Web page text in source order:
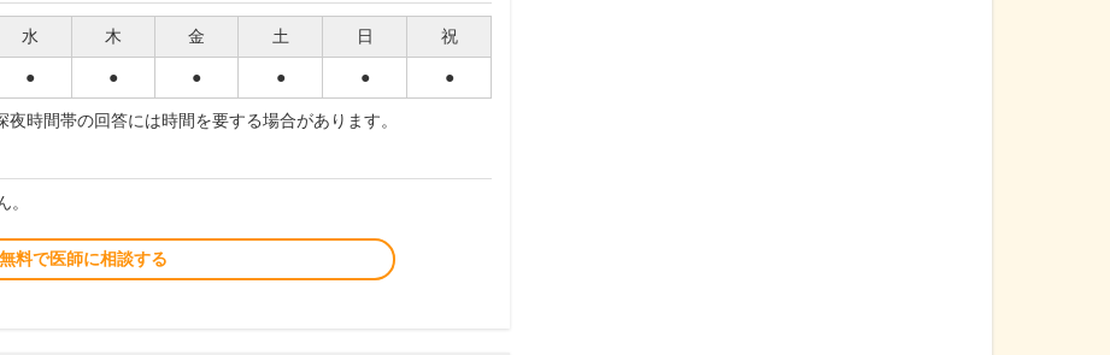
水 木 金 土 日 祝
● ● ● ● ● ●
時間帯の回答には時間を要する場合があります。
無料で医師に相談する